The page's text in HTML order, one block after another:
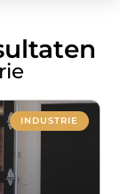
INDUSTRIE